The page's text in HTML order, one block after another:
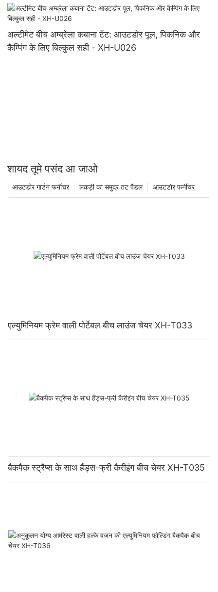
एक्सएच-डी021
अल्टीमेट बीच अम्ब्रेला कबाना टेंट: आउटडोर पूल, पिकनिक और
कैम्पिंग के लिए बिल्कुल सही - XH-U026
शायद तूमे पसंद आ जाओ
आउटडोर फर्नीचर
लकड़ी का समुद्र तट पैडल
आउटडोर गार्डन फर्नीचर
एल्युमिनियम फ्रेम वाली पोर्टेबल बीच लाउंज चेयर XH-T033
बैकपैक स्ट्रैप्स के साथ हैंड्स-फ्री कैरीइंग बीच चेयर XH-T035